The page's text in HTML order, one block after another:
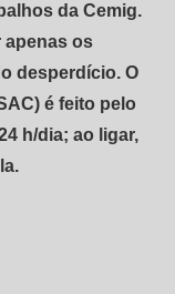
da Cemig.
apenas os
desperdício. O
é feito pelo
h/dia; ao ligar,